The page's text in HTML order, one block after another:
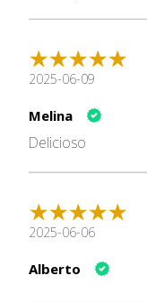
2025-06-09
Melina
Delicioso
2025-06-06
Alberto